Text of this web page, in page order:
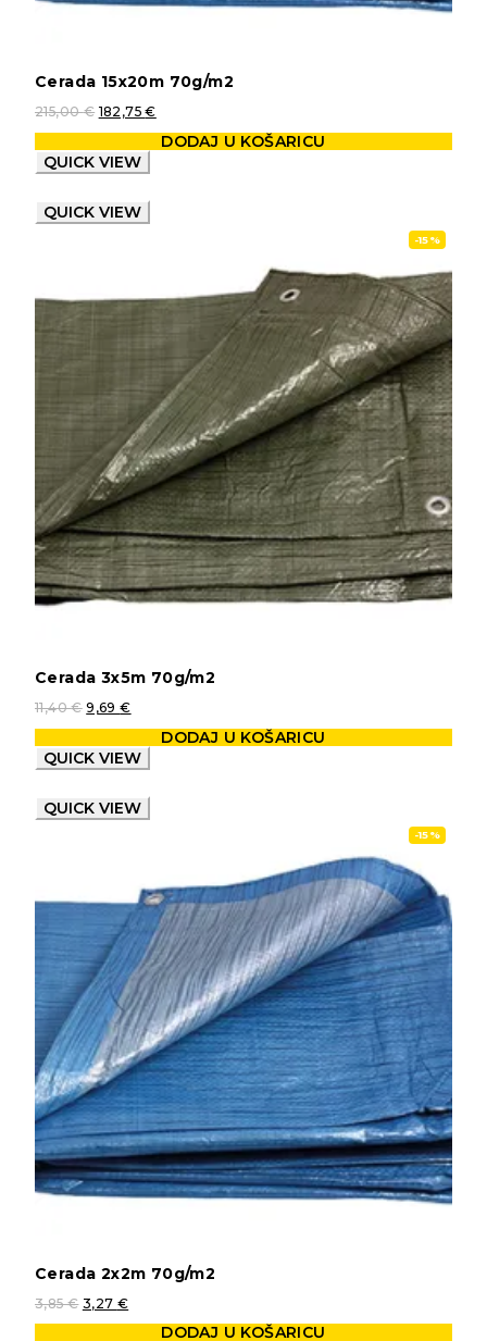
Cerada 15x20m 70g/m2
215,00€ 182,75€
DODAJ U KOŠARICU
QUICK VIEW
QUICK VIEW
-15%
Cerada 3x5m 70g/m2
11,40€ 9,69€
DODAJ U KOŠARICU
QUICK VIEW
QUICK VIEW
-15%
Cerada 2x2m 70g/m2
3,85€ 3,27 €
DODAJ U KOŠARICU